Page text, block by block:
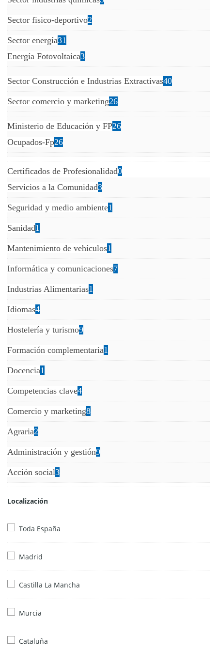
Sector fisico-deportivo2
Sector energía31
Energía Fotovoltaica3
Sector Construcción e Industrias Extractivas40
Sector comercio y marketing26
Ministerio de Educación y FP26
Ocupados-Fp26
Certificados de Profesionalidad0
Servicios a la Comunidad3
Seguridad y medio ambiente1
Sanidad1
Mantenimiento de vehículos1
Informática y comunicaciones7
Industrias Alimentarias1
Idiomas4
Hostelería y turismo9
Formación complementaria1
Docencia1
Competencias clave4
Comercio y marketing8
Agraria2
Administración y gestión9
Acción social3
Localización
Toda España
Madrid
Castilla La Mancha
Murcia
Cataluña